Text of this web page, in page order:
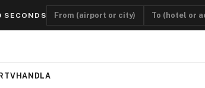
SECONDS
TV HANDLA